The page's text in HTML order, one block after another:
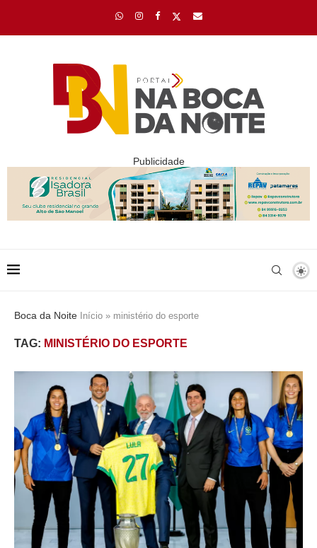
Publicidade
Boca da Noite Início » ministério do esporte
TAG: MINISTÉRIO DO ESPORTE